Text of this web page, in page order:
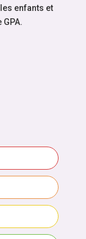
enfants et